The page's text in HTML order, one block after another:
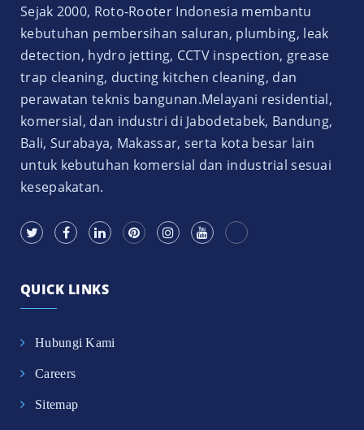
Sejak 2000, Roto-Rooter Indonesia membantu
kebutuhan pembersihan saluran, plumbing, leak
detection, hydro jetting, CCTV inspection, grease
trap cleaning, ducting kitchen cleaning, dan
perawatan teknis bangunan.Melayani residential,
komersial, dan industri di Jabodetabek, Bandung,
Bali, Surabaya, Makassar, serta kota besar lain
untuk kebutuhan komersial dan industrial sesuai
kesepakatan.
QUICK LINKS
Hubungi Kami
Careers
Sitemap